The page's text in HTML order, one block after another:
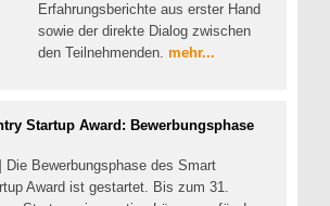
Erfahrungsberichte aus erster Hand
sowie der direkte Dialog zwischen
den Teilnehmenden. mehr...
Startup Award: Bewerbungsphase
Die Bewerbungsphase des Smart
Award ist gestartet. Bis zum 31.